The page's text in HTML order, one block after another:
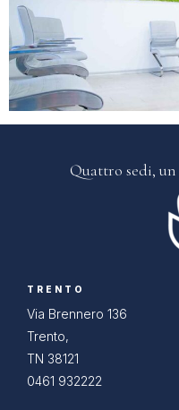
Quattro sedi, un
TRENTO
Via Brennero 136
Trento,
TN 38121
0461 932222